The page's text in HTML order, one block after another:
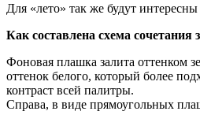
Для «лето» так же будут
Как составлена схема сочетания
Фоновая плашка залита оттенком
оттенок белого, который более
контраст всей палитры.
Справа, в виде прямоугольных